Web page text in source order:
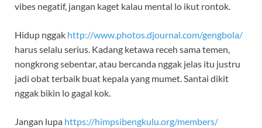
vibes negatif, jangan kaget kalau mental lo ikut rontok.
Hidup nggak http://www.photos.djournal.com/gengbola/
harus selalu serius. Kadang ketawa receh sama temen,
nongkrong sebentar, atau bercanda nggak jelas itu justru
jadi obat terbaik buat kepala yang mumet. Santai dikit
nggak bikin lo gagal kok.
Jangan lupa https://himpsibengkulu.org/members/